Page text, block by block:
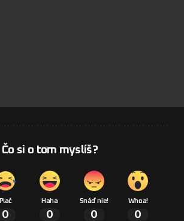
Čo si o tom myslíš?
Plač
0
Haha
0
Snáď nie!
0
Whoa!
0